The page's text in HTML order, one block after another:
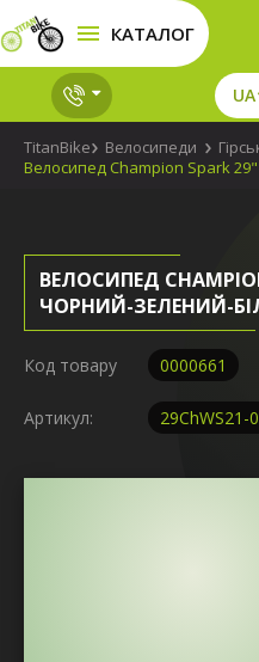
КАТАЛОГ
UA
TitanBike Велосипеди
Велосипед Champion Spark
ВЕЛОСИПЕД
ЧОРНИЙ-ЗЕЛЕНИЙ-
Код товару 0000661
Артикул: 29ChWS21-